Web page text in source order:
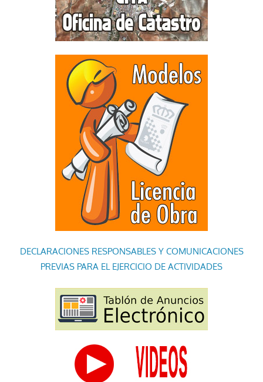
DECLARACIONES RESPONSABLES Y COMUNICACIONES
PREVIAS PARA EL EJERCICIO DE ACTIVIDADES